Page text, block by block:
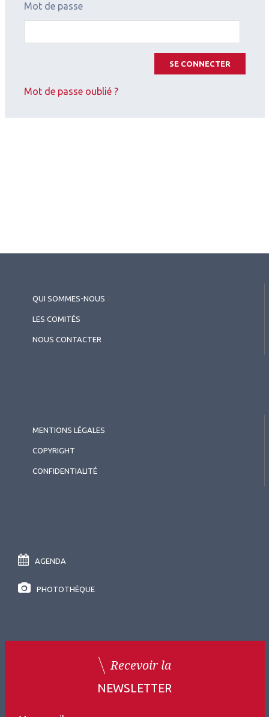
Mot de passe
SE CONNECTER
Mot de passe oublié ?
QUI SOMMES-NOUS
LES COMITÉS
NOUS CONTACTER
MENTIONS LÉGALES
COPYRIGHT
CONFIDENTIALITÉ
AGENDA
PHOTOTHÈQUE
Recevoir la
NEWSLETTER